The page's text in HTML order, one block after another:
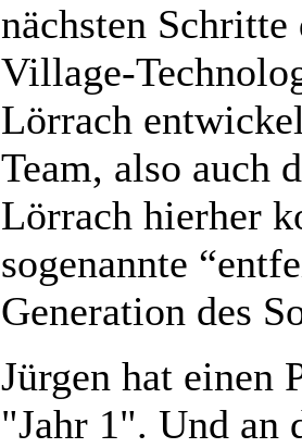
nächsten
Village-
Lörrach
Team, also auch
Lörrach hierher
sogenannte
Generation des
Jürgen hat einen
"Jahr 1". Und an